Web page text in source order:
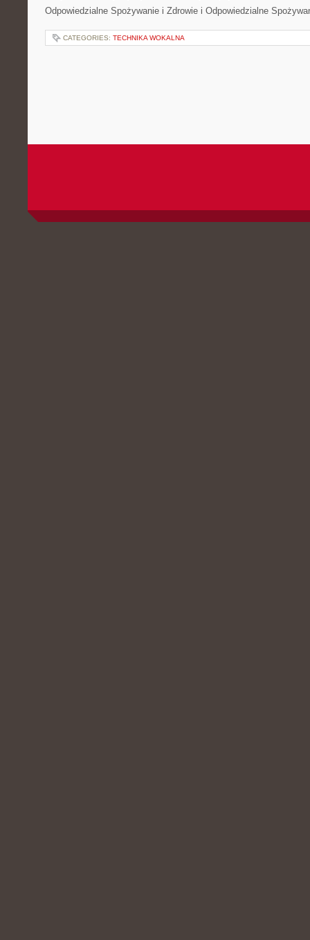
Odpowiedzialne Spożywanie i Zdrowie i Odpowiedzialne
CATEGORIES: TECHNIKA WOKALNA